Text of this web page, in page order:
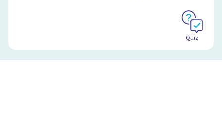
Quiz